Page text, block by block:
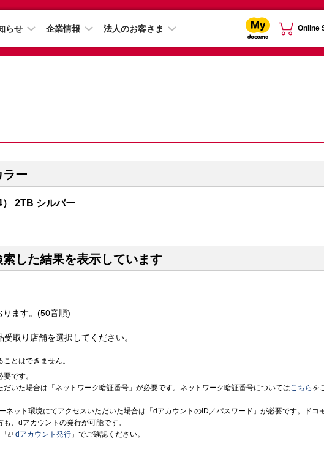
らせ 企業情報 法人のお客さま Online
ー
2TB シルバー
した結果を表示しています
ます。(50音順)
取り店舗を選択してください。
とはできません。
です。
だいた場合は「ネットワーク暗証番号」が必要です。ネットワーク暗証番号についてはこちら を
ネット環境にてアクセスいただいた場合は「dアカウントのID／パスワード」が必要です。ドコ
、dアカウントの発行が可能です。
dアカウント発行 」でご確認ください。